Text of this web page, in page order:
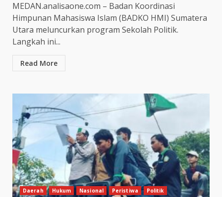
MEDAN.analisaone.com – Badan Koordinasi
Himpunan Mahasiswa Islam (BADKO HMI) Sumatera
Utara meluncurkan program Sekolah Politik.
Langkah ini...
Read More
Daerah Hukum Nasional Peristiwa Politik